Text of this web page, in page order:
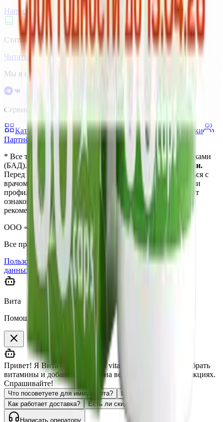
Написать нам Не нашли нужный товар?
Статьи о здоровье и витаминах
Читать
Мы в социальных сетях
Сервисы и продукты vitanow
Каталог товаров Блог о здоровье
Акции и скидки
Партнёрская программа
* Все товары являются биологически активными добавками
(БАД).
БАД не являются лекарственными средствами.
Перед применением рекомендуется проконсультироваться с
врачом. Не предназначены для диагностики, лечения или
профилактики заболеваний. Информация на сайте носит
ознакомительный характер и не является медицинской
рекомендацией.
ООО «ВИТАНАУ», 2023–
Все права защищены.
Пользовательское соглашение
Согласие на обработку
данных
Оферта
Вита
Помощник vitanow.ru
Привет! Я Вита — помощник vitanow.ru 👋 Помогу выбрать
витамины и добавки, отвечу на вопросы о доставке и акциях.
Спрашивайте!
Что посоветуете для иммунитета?
Есть ли омега-3?
Как работает доставка?
Есть ли скидки?
Написать оператору